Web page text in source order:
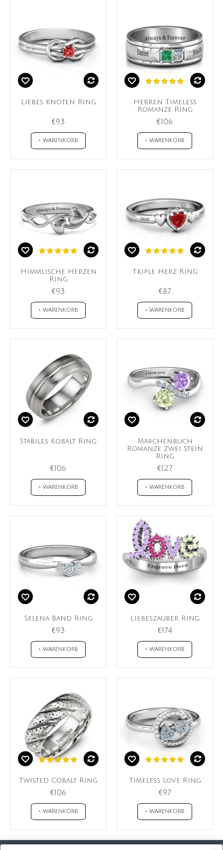
Liebes Knoten Ring
€93
+ WARENKORB
Herren Timeless
Romanze Ring
€106
+ WARENKORB
Himmlische Herzen
Ring
€93
+ WARENKORB
Triple Herz Ring
€87
+ WARENKORB
Stabiles Kobalt Ring
€106
+ WARENKORB
Märchenbuch
Romanze Zwei Stein
Ring
€127
+ WARENKORB
Selena Band Ring
€93
+ WARENKORB
Liebeszauber Ring
€174
+ WARENKORB
Twisted Cobalt Ring
€106
+ WARENKORB
Timeless Love Ring
€97
+ WARENKORB